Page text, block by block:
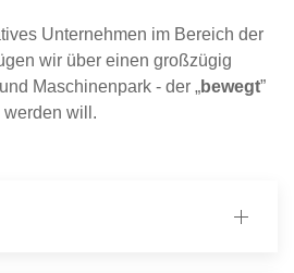
Unternehmen im Bereich der
wir über einen großzügig
Maschinenpark - der „bewegt”
werden will.